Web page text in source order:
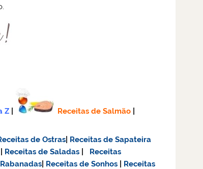
Z Receitas de Salmão
de Ostras Receitas de Sapateira
Receitas de Saladas
Receitas
Receitas de Sonhos Receitas